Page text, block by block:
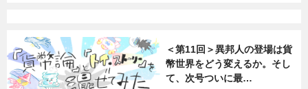
＜第11回＞異邦人の登場は貨
幣世界をどう変えるか。そし
て、次号ついに最…